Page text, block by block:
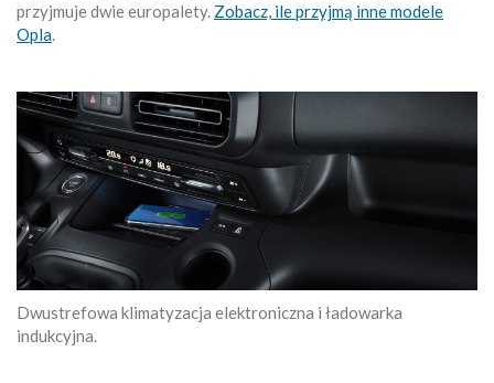
przyjmuje dwie europalety. Zobacz, ile przyjmą inne modele
Opla.
Dwustrefowa klimatyzacja elektroniczna i ładowarka
indukcyjna.